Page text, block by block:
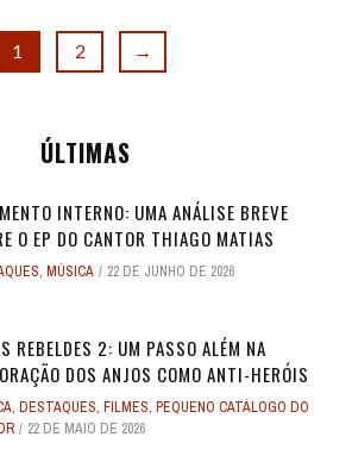
1 2 →
ÚLTIMAS
INTERNO: UMA ANÁLISE BREVE
O EP DO CANTOR THIAGO MATIAS
, MÚSICA 22 DE JUNHO DE 2026
REBELDES 2: UM PASSO ALÉM NA
DOS ANJOS COMO ANTI-HERÓIS
, DESTAQUES, FILMES, PEQUENO CATÁLOGO DO
22 DE MAIO DE 2026